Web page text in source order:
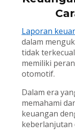
Laporan
dalam
tidak
memiliki
otomotif.
Dalam era
memahami
keuangan
keberlanjutan